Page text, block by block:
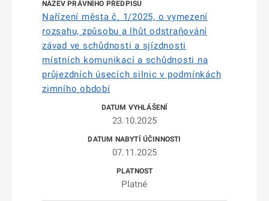
Nařízení města č. 1/2025, o vymezení
rozsahu, způsobu a lhůt odstraňování
závad ve schůdnosti a sjízdnosti
místních komunikací a schůdnosti na
průjezdních úsecích silnic v podmínkách
zimního období
23.10.2025
07.11.2025
Platné